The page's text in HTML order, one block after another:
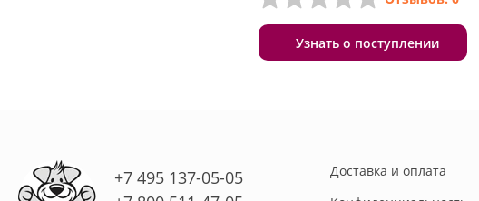
Узнать о поступлении
+7 495 137-05-05
Доставка и оплата